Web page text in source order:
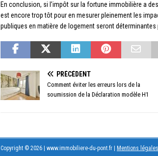
En conclusion, si l’impôt sur la fortune immobilière a
est encore trop tôt pour en mesurer pleinement les
publiques en matière de logement seront
PRÉCÉDENT
Comment éviter les erreurs lors de la
soumission de la Déclaration modèle H1
Copyright © 2026 | www.immobiliere-du-pont.fr Mentions légales